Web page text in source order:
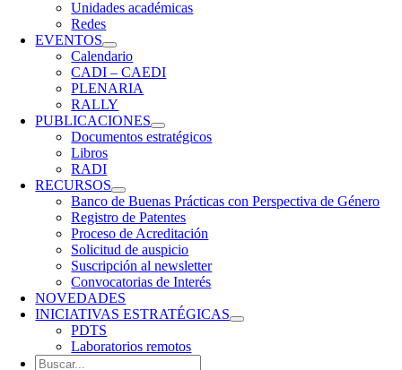
Unidades académicas
Redes
EVENTOS
Calendario
CADI – CAEDI
PLENARIA
RALLY
PUBLICACIONES
Documentos estratégicos
Libros
RADI
RECURSOS
Banco de Buenas Prácticas con Perspectiva de Género
Registro de Patentes
Proceso de Acreditación
Solicitud de auspicio
Suscripción al newsletter
Convocatorias de Interés
NOVEDADES
INICIATIVAS ESTRATÉGICAS
PDTS
Laboratorios remotos
Buscar: